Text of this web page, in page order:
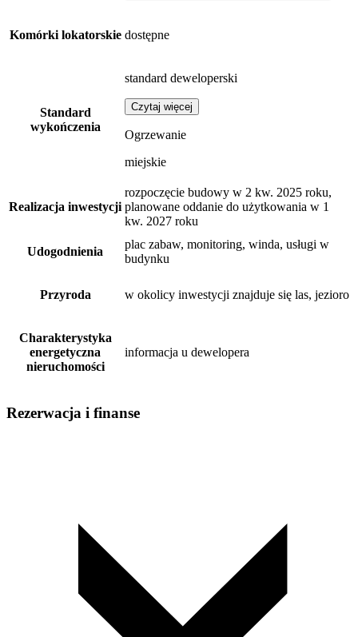
Komórki lokatorskie dostępne
Standard
wykończenia
standard deweloperski
Czytaj więcej
Ogrzewanie
miejskie
Realizacja inwestycji
rozpoczęcie budowy w 2 kw. 2025 roku,
planowane oddanie do użytkowania w 1
kw. 2027 roku
Udogodnienia
plac zabaw, monitoring, winda, usługi w
budynku
Przyroda w okolicy inwestycji znajduje się las, jezioro
Charakterystyka
energetyczna
nieruchomości
informacja u dewelopera
Rezerwacja i finanse